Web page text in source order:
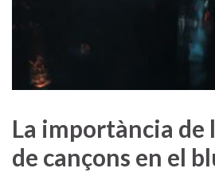
La importància de⁢
de cançons en el